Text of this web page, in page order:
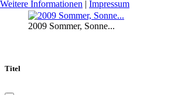
2009 Sommer, Sonne...
Titel
Weitere Informationen | Impressum